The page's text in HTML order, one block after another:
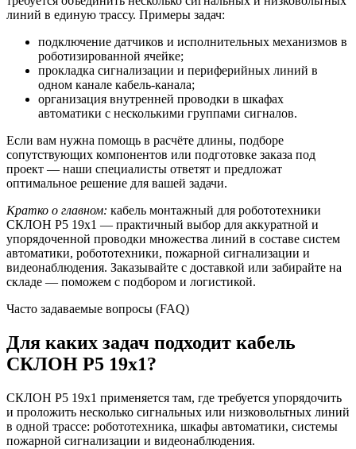
линий в единую трассу. Примеры задач:
подключение датчиков и исполнительных механизмов в
роботизированной ячейке;
прокладка сигнализации и периферийных линий в
одном канале кабель-канала;
организация внутренней проводки в шкафах
автоматики с несколькими группами сигналов.
Если вам нужна помощь в расчёте длины, подборе
сопутствующих компонентов или подготовке заказа под
проект — наши специалисты ответят и предложат
оптимальное решение для вашей задачи.
Кратко о главном: кабель монтажный для робототехники
СКЛОН Р5 19х1 — практичный выбор для аккуратной и
упорядоченной проводки множества линий в составе систем
автоматики, робототехники, пожарной сигнализации и
видеонаблюдения. Заказывайте с доставкой или забирайте на
складе — поможем с подбором и логистикой.
Часто задаваемые вопросы (FAQ)
Для каких задач подходит кабель
СКЛОН Р5 19х1?
СКЛОН Р5 19х1 применяется там, где требуется упорядочить
и проложить несколько сигнальных или низковольтных линий
в одной трассе: робототехника, шкафы автоматики, системы
пожарной сигнализации и видеонаблюдения.